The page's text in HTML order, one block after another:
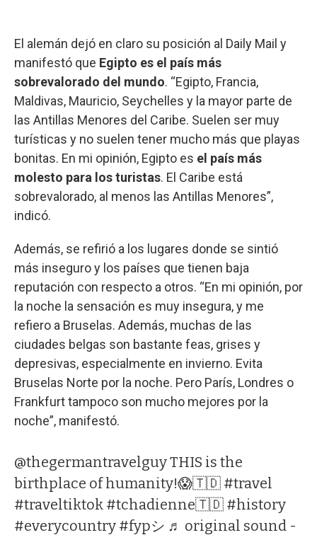
El alemán dejó en claro su posición al Daily Mail y
manifestó que Egipto es el país más
sobrevalorado del mundo. “Egipto, Francia,
Maldivas, Mauricio, Seychelles y la mayor parte de
las Antillas Menores del Caribe. Suelen ser muy
turísticas y no suelen tener mucho más que playas
bonitas. En mi opinión, Egipto es el país más
molesto para los turistas. El Caribe está
sobrevalorado, al menos las Antillas Menores”,
indicó.
Además, se refirió a los lugares donde se sintió
más inseguro y los países que tienen baja
reputación con respecto a otros. “En mi opinión, por
la noche la sensación es muy insegura, y me
refiero a Bruselas. Además, muchas de las
ciudades belgas son bastante feas, grises y
depresivas, especialmente en invierno. Evita
Bruselas Norte por la noche. Pero París, Londres o
Frankfurt tampoco son mucho mejores por la
noche”, manifestó.
@thegermantravelguyTHIS is the
birthplace of humanity!😱🇹🇩 #travel
#traveltiktok #tchadienne🇹🇩 #history
#everycountry #fypシ ♬ original sound -